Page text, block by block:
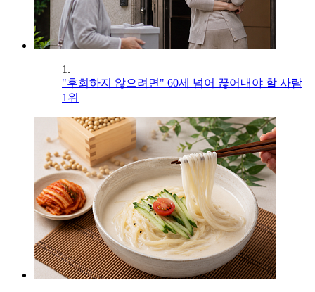
1.
"후회하지 않으려면" 60세 넘어 끊어내야 할 사람
1위